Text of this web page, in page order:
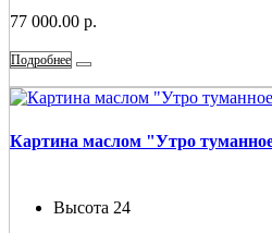
77 000.00 р.
Подробнее
Картина маслом "Утро
Высота 24